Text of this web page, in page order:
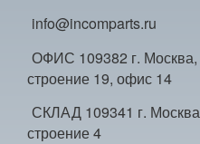
info@incomparts.ru
ОФИС 109382 г. Москва,
строение 19, офис 14
СКЛАД 109341 г.
строение 4